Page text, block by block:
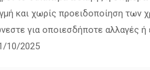
και χωρίς προειδοποίηση των
για οποιεσδήποτε αλλαγές
10/2025